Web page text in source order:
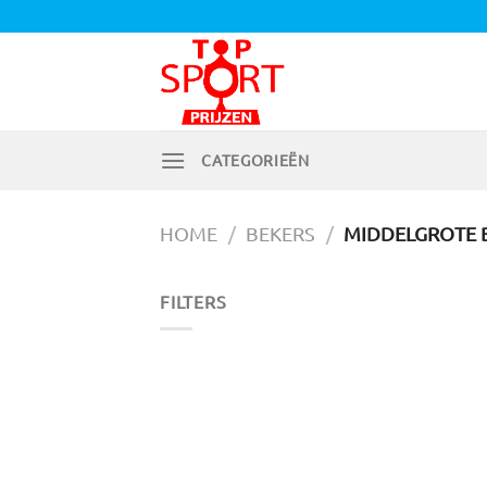
naar
CATEGORIEËN
HOME / BEKERS / MIDDELGROTE
FILTERS